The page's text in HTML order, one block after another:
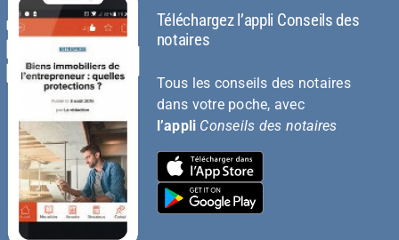
Téléchargez l’appli Conseils des
notaires
Tous les conseils des notaires
dans votre poche, avec
l’appli Conseils des notaires